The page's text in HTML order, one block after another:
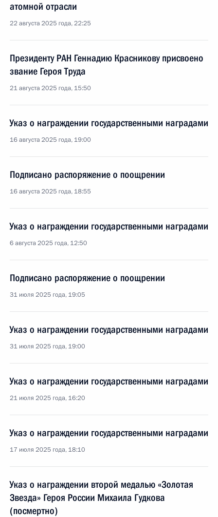
атомной отрасли
22 августа 2025 года, 22:25
Президенту РАН Геннадию Красникову присвоено
звание Героя Труда
21 августа 2025 года, 15:50
Указ о награждении государственными наградами
16 августа 2025 года, 19:00
Подписано распоряжение о поощрении
16 августа 2025 года, 18:55
Указ о награждении государственными наградами
6 августа 2025 года, 12:50
Подписано распоряжение о поощрении
31 июля 2025 года, 19:05
Указ о награждении государственными наградами
31 июля 2025 года, 19:00
Указ о награждении государственными наградами
21 июля 2025 года, 16:20
Указ о награждении государственными наградами
17 июля 2025 года, 18:10
Указ о награждении второй медалью «Золотая
Звезда» Героя России Михаила Гудкова
(посмертно)